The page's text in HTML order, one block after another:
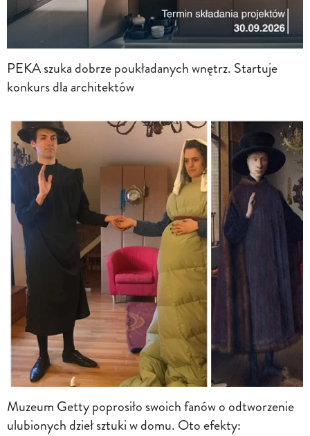
PEKA szuka dobrze poukładanych wnętrz. Startuje
konkurs dla architektów
Muzeum Getty poprosiło swoich fanów o odtworzenie
ulubionych dzieł sztuki w domu. Oto efekty: